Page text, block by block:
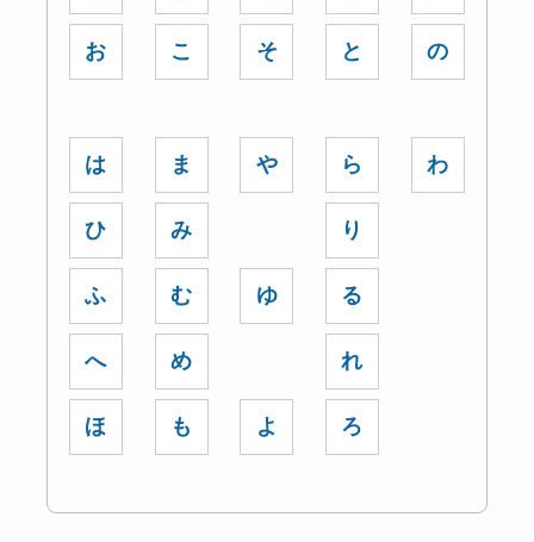
お こ そ と の
は
ひ
ふ
へ
ほ
ま
み
む
め
も
や
ゆ
よ
ら
り
る
れ
ろ
わ